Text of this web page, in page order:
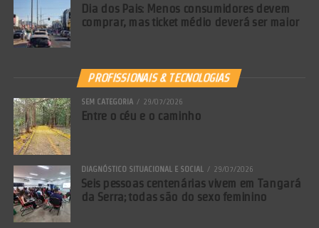
Dia dos Pais: Menos consumidores devem
comprar, mas ticket médio deverá ser maior
PROFISSIONAIS & TECNOLOGIAS
SEM CATEGORIA 29/07/2026
Entre o céu e o caminho
DIAGNÓSTICO SITUACIONAL E SOCIAL 29/07/2026
Seis pessoas centenárias vivem em Tangará
da Serra; todas são do sexo feminino